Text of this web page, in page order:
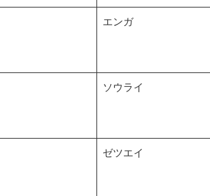
エンガ
ソウライ
ゼツエイ